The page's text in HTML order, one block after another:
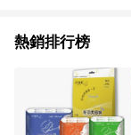
熱銷排行榜